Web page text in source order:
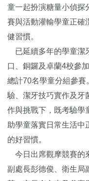
童一起扮演糖量小偵探
賽與活動灌輸學童正確
健習慣。
已延續多年的學童潔
口、銅鑼及卓蘭4校參
總計70名學童分組參賽
驗、潔牙技巧實作及牙
作與挑戰下，既考驗學
助學童落實日常生活中
的好習慣。
今日出席觀摩競賽的
副處長彭德俊、衛生局